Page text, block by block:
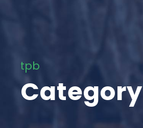
tpb
Category